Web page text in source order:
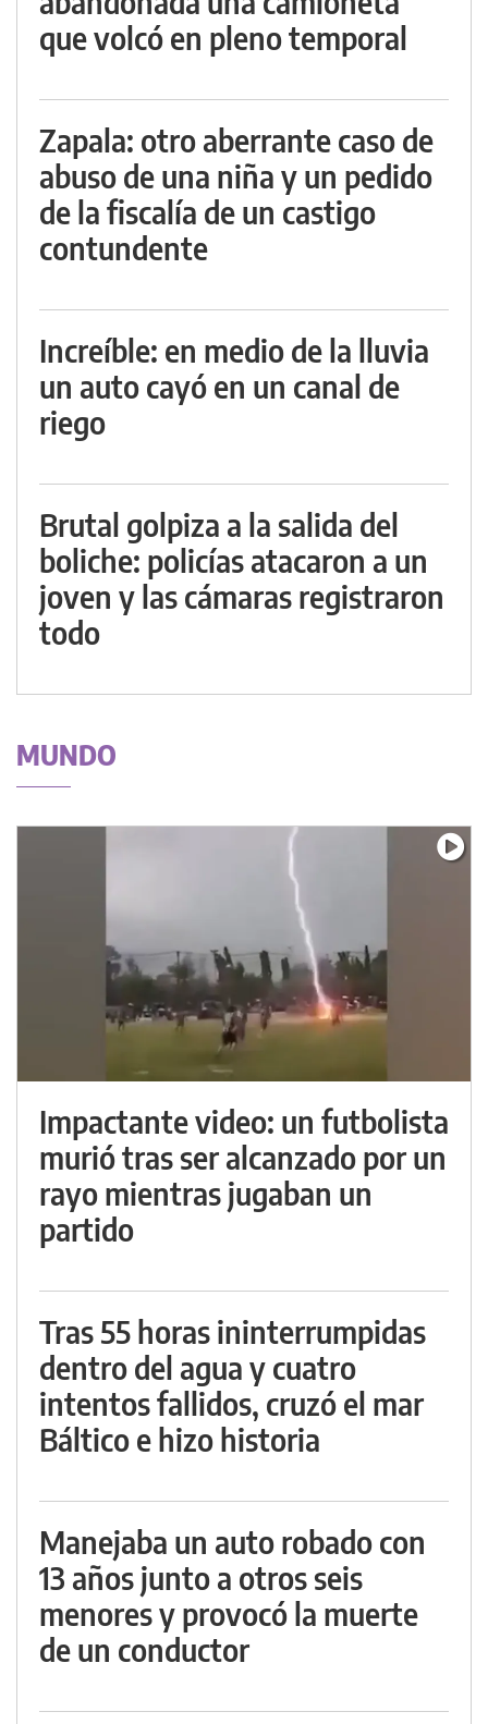
que volcó en pleno temporal
Zapala: otro aberrante caso de
abuso de una niña y un pedido
de la fiscalía de un castigo
contundente
Increíble: en medio de la lluvia
un auto cayó en un canal de
riego
Brutal golpiza a la salida del
boliche: policías atacaron a un
joven y las cámaras registraron
todo
MUNDO
Impactante video: un futbolista
murió tras ser alcanzado por un
rayo mientras jugaban un
partido
Tras 55 horas ininterrumpidas
dentro del agua y cuatro
intentos fallidos, cruzó el mar
Báltico e hizo historia
Manejaba un auto robado con
13 años junto a otros seis
menores y provocó la muerte
de un conductor